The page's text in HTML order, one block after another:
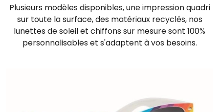
Plusieurs modèles disponibles, une impression quadri
sur toute la surface, des matériaux recyclés, nos
lunettes de soleil et chiffons sur mesure sont 100%
personnalisables et s'adaptent à vos besoins.